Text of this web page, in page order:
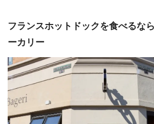
フランスホットドックを食べるな
ーカリー